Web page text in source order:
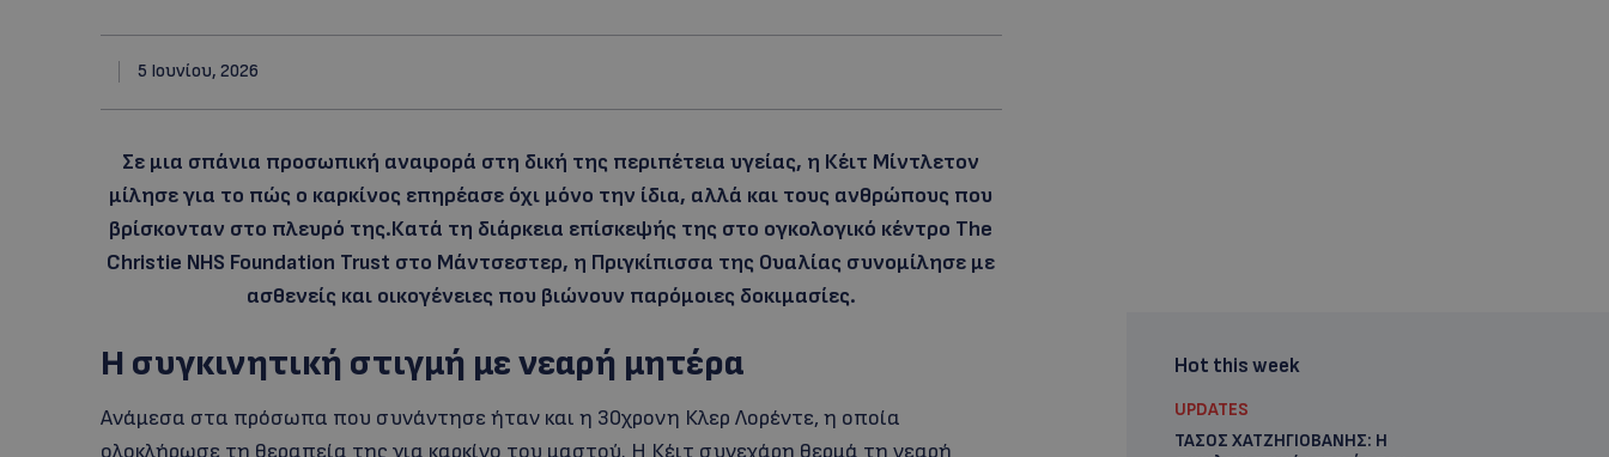
5 Ιουνίου, 2026
Σε μια σπάνια προσωπική αναφορά στη δική της περιπέτεια υγείας, η Κέιτ Μίντλετον
μίλησε για το πώς ο καρκίνος επηρέασε όχι μόνο την ίδια, αλλά και τους ανθρώπους που
βρίσκονταν στο πλευρό της.Κατά τη διάρκεια επίσκεψής της στο ογκολογικό κέντρο The
Christie NHS Foundation Trust στο Μάντσεστερ, η Πριγκίπισσα της Ουαλίας συνομίλησε με
ασθενείς και οικογένειες που βιώνουν παρόμοιες δοκιμασίες.
Η συγκινητική στιγμή με νεαρή μητέρα
Ανάμεσα στα πρόσωπα που συνάντησε ήταν και η 30χρονη Κλερ Λορέντε, η οποία
ολοκλήρωσε τη θεραπεία της για καρκίνο του μαστού. Η Κέιτ συνεχάρη θερμά τη νεαρή
Hot this week
UPDATES
ΤΑΣΟΣ ΧΑΤΖΗΓΙΟΒΑΝΗΣ: Η